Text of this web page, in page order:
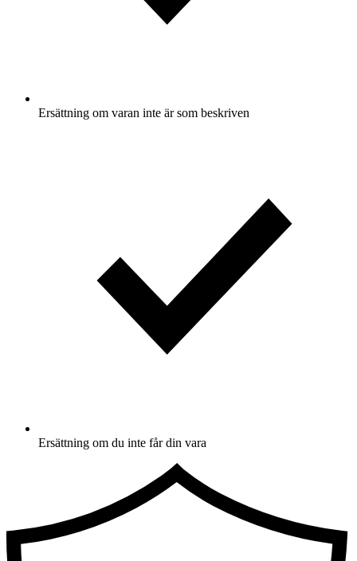
Ersättning om varan inte är som beskriven
Ersättning om du inte får din vara